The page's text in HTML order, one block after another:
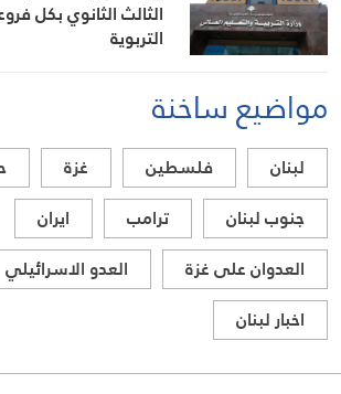
الثالث الثانوي بكل
التربوية
مواضيع ساخنة
لبنان فلسطين غزة
جنوب لبنان
ترامب
ايران
العدوان على غزة
العدو الاسرائيلي
اخبار لبنان